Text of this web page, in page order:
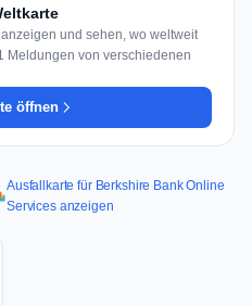
und sehen, wo weltweit
Meldungen von verschiedenen
öffnen
Ausfallkarte für Berkshire Bank Online
Services anzeigen